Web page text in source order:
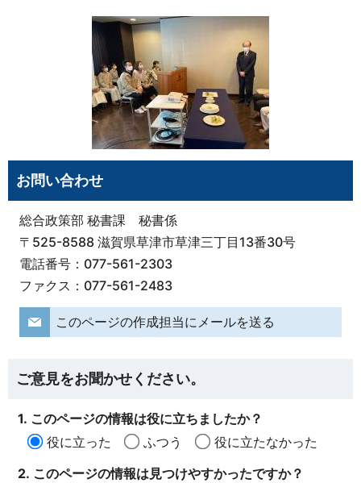
お問い合わせ
総合政策部 秘書課 秘書係
〒525-8588 滋賀県草津市草津三丁目13番30号
電話番号：077-561-2303
ファクス：077-561-2483
このページの作成担当にメールを送る
ご意見をお聞かせください。
1. このページの情報は役に立ちましたか？
役に立った
ふつう
役に立たなかった
2. このページの情報は見つけやすかったですか？